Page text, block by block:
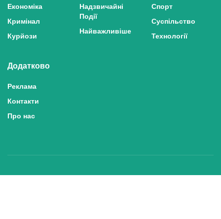
Економіка
Кримінал
Курйози
Надзвичайні
Події
Найважливіше
Спорт
Суспільство
Технології
Додатково
Реклама
Контакти
Про нас
Політика конфіденційності та захисту персональних даних